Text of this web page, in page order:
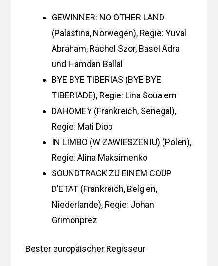
GEWINNER: NO OTHER LAND
(Palästina, Norwegen), Regie: Yuval
Abraham, Rachel Szor, Basel Adra
und Hamdan Ballal
BYE BYE TIBERIAS (BYE BYE
TIBERIADE), Regie: Lina Soualem
DAHOMEY (Frankreich, Senegal),
Regie: Mati Diop
IN LIMBO (W ZAWIESZENIU) (Polen),
Regie: Alina Maksimenko
SOUNDTRACK ZU EINEM COUP
D’ETAT (Frankreich, Belgien,
Niederlande), Regie: Johan
Grimonprez
Bester europäischer Regisseur